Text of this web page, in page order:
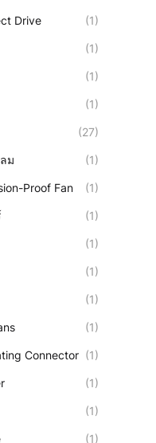
Drive (1)
(1)
(1)
(1)
(27)
ม (1)
Proof Fan (1)
(1)
(1)
(1)
(1)
(1)
Connector (1)
(1)
(1)
(1)